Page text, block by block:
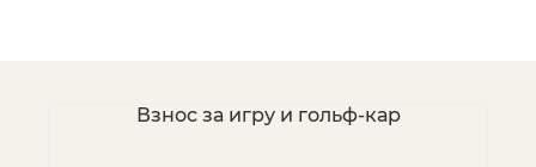
Взнос за игру и гольф-кар